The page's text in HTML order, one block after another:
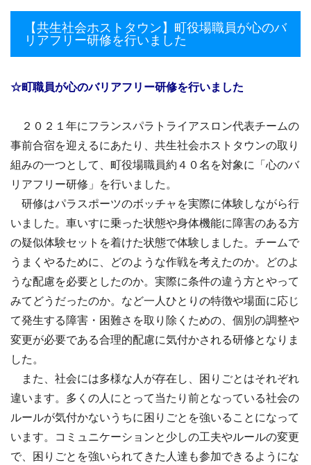
【共生社会ホストタウン】町役場職員が心のバ
リアフリー研修を行いました
☆町職員が心のバリアフリー研修を行いました
２０２１年にフランスパラトライアスロン代表チームの
事前合宿を迎えるにあたり、共生社会ホストタウンの取り
組みの一つとして、町役場職員約４０名を対象に「心のバ
リアフリー研修」を行いました。
研修はパラスポーツのボッチャを実際に体験しながら行
いました。車いすに乗った状態や身体機能に障害のある方
の疑似体験セットを着けた状態で体験しました。チームで
うまくやるために、どのような作戦を考えたのか。どのよ
うな配慮を必要としたのか。実際に条件の違う方とやって
みてどうだったのか。など一人ひとりの特徴や場面に応じ
て発生する障害・困難さを取り除くための、個別の調整や
変更が必要である合理的配慮に気付かされる研修となりま
した。
また、社会には多様な人が存在し、困りごとはそれぞれ
違います。多くの人にとって当たり前となっている社会の
ルールが気付かないうちに困りごとを強いることになって
います。コミュニケーションと少しの工夫やルールの変更
で、困りごとを強いられてきた人達も参加できるようにな